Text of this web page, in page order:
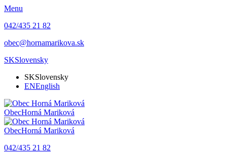
Menu
042/435 21 82
obec@hornamarikova.sk
SKSlovensky
SKSlovensky
ENEnglish
ObecHorná Mariková
ObecHorná Mariková
042/435 21 82